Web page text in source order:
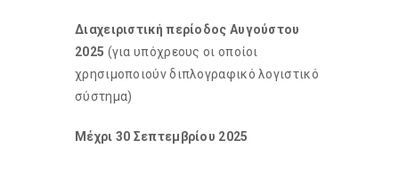
Διαχειριστική περίοδος Αυγούστου
2025 (για υπόχρεους οι οποίοι
χρησιμοποιούν διπλογραφικό λογιστικό
σύστημα)
Μέχρι 30 Σεπτεμβρίου 2025